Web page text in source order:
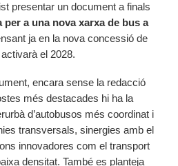
presentar un document a finals
per a una nova xarxa de bus a
ja en la nova concessió de
el 2028.
encara sense la redacció
més destacades hi ha la
d’autobusos més coordinat i
transversals, sinergies amb el
innovadores com el transport
densitat. També es planteja